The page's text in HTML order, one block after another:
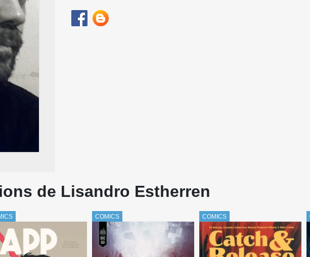
de Lisandro Estherren
COMICS COMICS